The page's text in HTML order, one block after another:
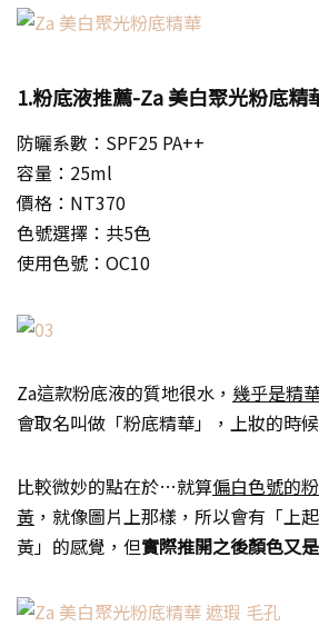
1.粉底液推薦-Za 美白聚光粉底精
防曬系數：SPF25 PA++
容量：25ml
價格：NT370
色號選擇：共5色
使用色號：OC10
Za這款粉底液的質地很水， 幾乎是精
會取名叫做「粉底精華」，上妝的時
比較微妙的點在於…就算偏白色號的
黃 ，就像圖片上那樣，所以會有「上
黃」的感覺，但實際推開之後顏色又